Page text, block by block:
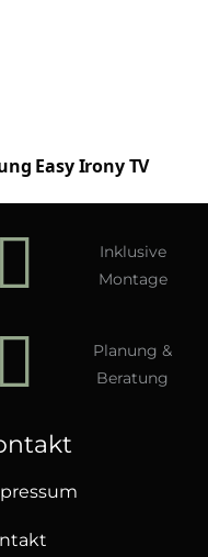
Easy Irony TV
Inklusive
Montage
Planung &
Beratung